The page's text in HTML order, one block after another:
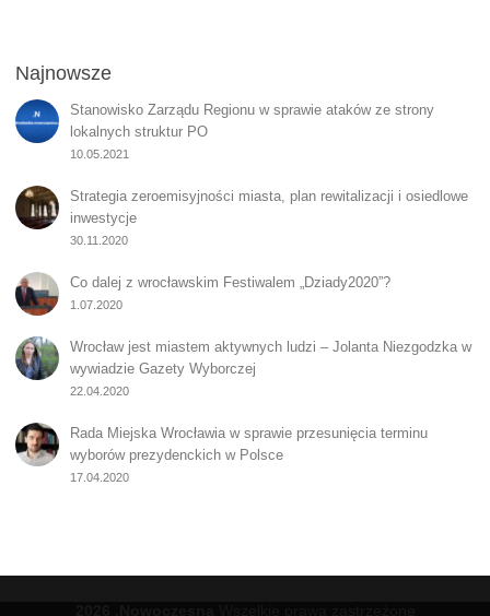
Najnowsze
Stanowisko Zarządu Regionu w sprawie ataków ze strony
lokalnych struktur PO
10.05.2021
Strategia zeroemisyjności miasta, plan rewitalizacji i osiedlowe
inwestycje
30.11.2020
Co dalej z wrocławskim Festiwalem „Dziady2020”?
1.07.2020
Wrocław jest miastem aktywnych ludzi – Jolanta Niezgodzka w
wywiadzie Gazety Wyborczej
22.04.2020
Rada Miejska Wrocławia w sprawie przesunięcia terminu
wyborów prezydenckich w Polsce
17.04.2020